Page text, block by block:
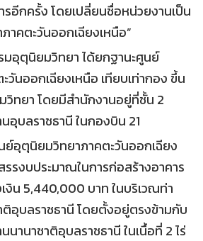
รอีกครั้ง โดยเปลี่ยนชื่อหน่วยงานเป็น
คตะวันออกเฉียงเหนือ”
อุตุนิยมวิทยา ได้ยกฐานะศูนย์
นออกเฉียงเหนือ เทียบเท่ากอง ขึ้น
ทยา โดยมีสำนักงานอยู่ที่ชั้น 2
อุบลราชธานี ในกองบิน 21
อุตุนิยมวิทยาภาคตะวันออกเฉียง
รรงบประมาณในการก่อสร้างอาคาร
งิน 5,440,000 บาท ในบริเวณท่า
ติอุบลราชธานี โดยตั้งอยู่ตรงข้ามกับ
นานาชาติอุบลราชธานี ในเนื้อที่ 2 ไร่